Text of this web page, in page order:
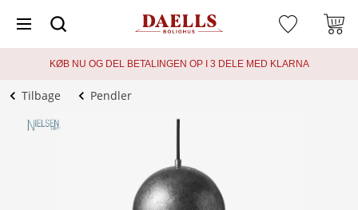
KØB NU OG DEL BETALINGEN OP I 3 DELE MED KLARNA
Tilbage Pendler